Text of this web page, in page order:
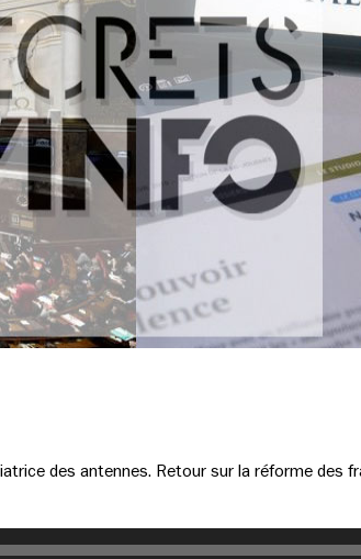
des antennes. Retour sur la réforme des